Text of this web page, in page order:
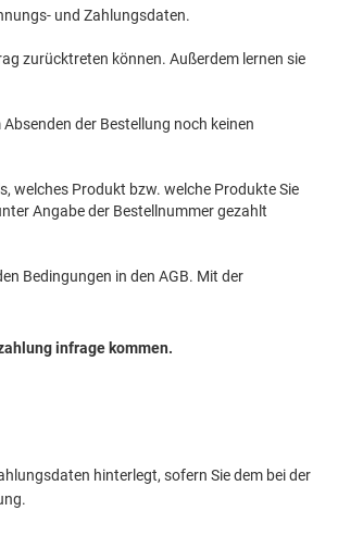
und Zahlungsdaten.
zurücktreten können. Außerdem lernen sie
der Bestellung noch keinen
welches Produkt bzw. welche Produkte Sie
Angabe der Bestellnummer gezahlt
Bedingungen in den AGB. Mit der
infrage kommen.
hinterlegt, sofern Sie dem bei der